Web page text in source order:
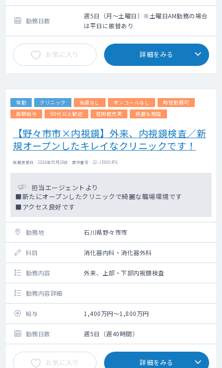
勤務日数
週5日（月～土曜日）※土曜日AM勤務の場合
は平日に振替あり
お気に入り 詳細をみる
常勤 クリニック 当直なし オンコールなし
時短勤務可
高額給与
60代以上歓迎 症例数充実 綺麗な施設
【野々市市×内視鏡】外来、内視鏡検査／新
規オープンしたキレイなクリニックです！
掲載更新日 : 2026年05月28日 案件番号 : 22-JE001476
担当エージェントより
■新たにオープンしたクリニックで綺麗な職場環境です
■アクセス良好です
勤務地 石川県野々市市
科目 消化器内科・消化器外科
勤務内容 外来、上部・下部内視鏡検査
勤務内容詳細
給与 1,400万円～1,800万円
勤務日数 週5日（週40時間）
お気に入り 詳細をみる